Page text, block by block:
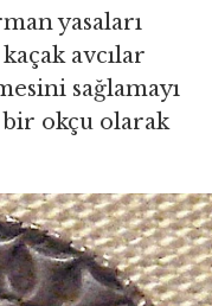
yasaları
avcılar
sağlamayı
okçu olarak